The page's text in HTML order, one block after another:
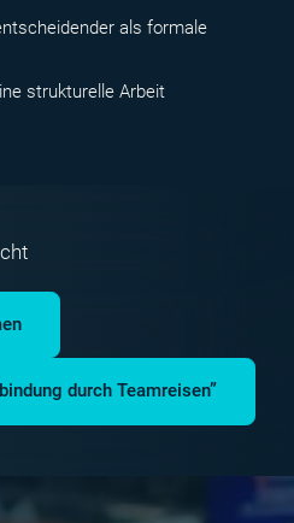
als formale
strukturelle Arbeit
durch Teamreisen”